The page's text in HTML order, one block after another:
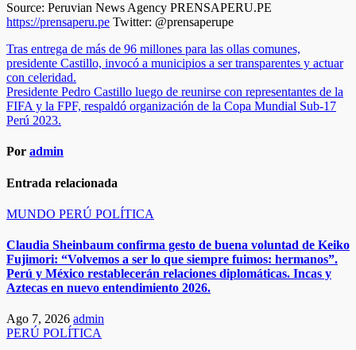
Source: Peruvian News Agency PRENSAPERU.PE
https://prensaperu.pe Twitter: @prensaperupe
Navegación
de
entradas
Tras entrega de más de 96 millones para las ollas comunes,
presidente Castillo, invocó a municipios a ser transparentes y actuar
con celeridad.
Presidente Pedro Castillo luego de reunirse con representantes de la
FIFA y la FPF, respaldó organización de la Copa Mundial Sub-17
Perú 2023.
Por admin
Entrada relacionada
MUNDO PERÚ POLÍTICA
​​Claudia Sheinbaum confirma gesto de buena voluntad de Keiko
Fujimori: “Volvemos a ser lo que siempre fuimos: hermanos”.
Perú y México restablecerán relaciones diplomáticas. Incas y
Aztecas en nuevo entendimiento 2026.​
Ago 7, 2026 admin
PERÚ POLÍTICA